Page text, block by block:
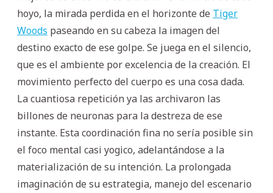
hoyo, la mirada perdida en el horizonte de Tiger
Woods paseando en su cabeza la imagen del
destino exacto de ese golpe. Se juega en el silencio,
que es el ambiente por excelencia de la creación. El
movimiento perfecto del cuerpo es una cosa dada.
La cuantiosa repetición ya las archivaron las
billones de neuronas para la destreza de ese
instante. Esta coordinación fina no sería posible sin
el foco mental casi yogico, adelantándose a la
materialización de su intención. La prolongada
imaginación de su estrategia, manejo del escenario